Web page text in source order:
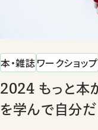
本・雑誌ワークショップ
2024 もっと本
を学んで自分だ